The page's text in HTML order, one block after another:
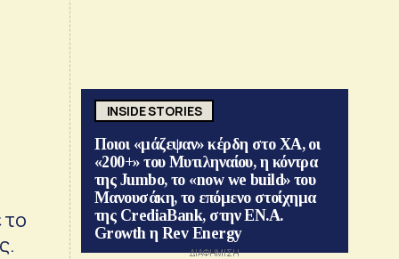
INSIDE STORIES
Ποιοι «μάζεψαν» κέρδη στο ΧΑ, οι
«200+» του Μυτιληναίου, η κόντρα
της Jumbo, το «now we build» του
Μανουσάκη, το επόμενο στοίχημα
της CrediaBank, στην ΕΝ.Α.
Growth η Rev Energy